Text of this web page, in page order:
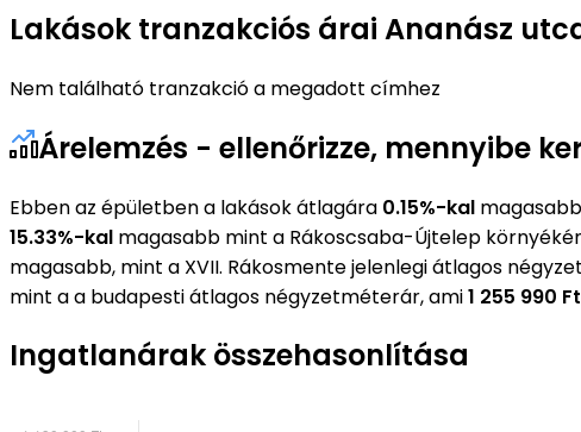
Lakások tranzakciós árai Ananász
Nem található tranzakció a megadott címhez
Árelemzés - ellenőrizze, mennyibe
Ebben az épületben a lakások átlagára 0.15%-kal
15.33%-kal magasabb mint a Rákoscsaba-Újtelep
magasabb, mint a XVII. Rákosmente jelenlegi átlagos
mint a a budapesti átlagos négyzetméterár, ami1 255 990 Ft
Ingatlanárak összehasonlítása